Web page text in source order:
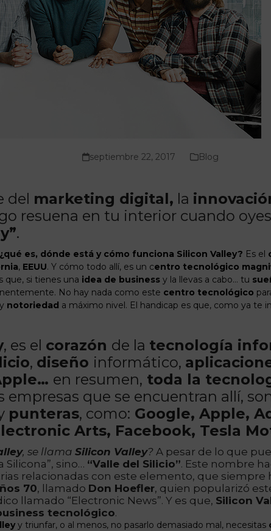
septiembre 22, 2017 Blog
del marketing digital, la
resuena en tu interior cuando
.
¿qué es, dónde está y cómo funciona Silicon Valley? Es el
, EEUU. Y cómo todo allí, es un centro tecnológico
que, si tienes una idea de business y la llevas a cabo… tu
No hay nada como este centro tecnológico
y notoriedad a máximo nivel. El handicap es que, como ya te
, es el corazón de la tecnología
, diseño informático,
en resumen, toda la
empresas que se encuentran allí,
punteras, como: Google, Apple,
Arts, Facebook, Tesla
, se llama Silicon Valley? A pesar de lo que
Silicona”, sino… “Valle del Silicio”. Este nombre
relacionadas con este elemento, que siempre
70, llamado Don Hoefler, quien popularizó
llamado “Electronic News”. Y es que, Silicon
tecnológico.
y triunfar, o al menos, no pasarlo demasiado mal, necesitas